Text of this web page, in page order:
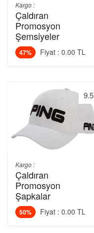
Kargo :
Çaldıran
Promosyon
Şemsiyeler
47% Fiyat : 0.00 TL
9.5
Kargo :
Çaldıran
Promosyon
Şapkalar
50% Fiyat : 0.00 TL